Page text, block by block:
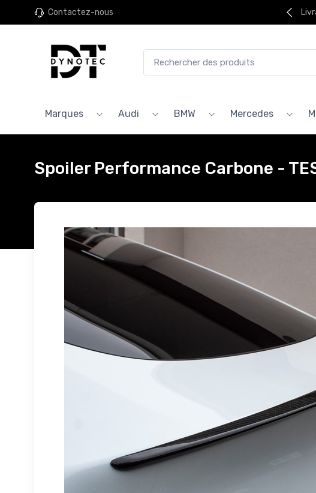
Contactez-nous
Marques Audi BMW Mercedes
Spoiler Performance Carbone -